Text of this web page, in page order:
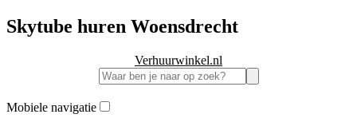
Skytube huren Woensdrecht
Verhuurwinkel.nl
Mobiele navigatie